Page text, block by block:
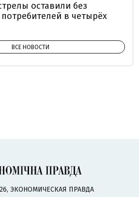
оставили без
в четырёх
ВСЕ НОВОСТИ
ЭКОНОМИЧЕСКАЯ ПРАВДА